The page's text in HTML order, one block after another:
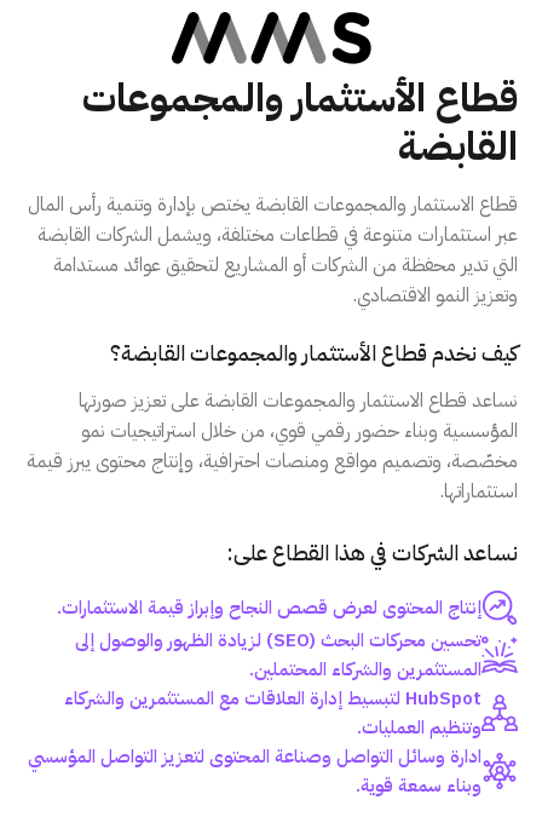
قطاع الأستثمار والمجموعات
القابضة
قطاع الاستثمار والمجموعات القابضة يختص بإدارة وتنمية رأس المال
عبر استثمارات متنوعة في قطاعات مختلفة، ويشمل الشركات القابضة
التي تدير محفظة من الشركات أو المشاريع لتحقيق عوائد مستدامة
وتعزيز النمو الاقتصادي.
كيف نخدم قطاع الأستثمار والمجموعات القابضة؟
نساعد قطاع الاستثمار والمجموعات القابضة على تعزيز صورتها
المؤسسية وبناء حضور رقمي قوي، من خلال استراتيجيات نمو
مخصّصة، وتصميم مواقع ومنصات احترافية، وإنتاج محتوى يبرز قيمة
استثماراتها.
نساعد الشركات في هذا القطاع على:
إنتاج المحتوى لعرض قصص النجاح وإبراز قيمة الاستثمارات.
تحسين محركات البحث (SEO) لزيادة الظهور والوصول إلى
المستثمرين والشركاء المحتملين.
HubSpot لتبسيط إدارة العلاقات مع المستثمرين والشركاء
وتنظيم العمليات.
ادارة وسائل التواصل وصناعة المحتوى لتعزيز التواصل المؤسسي
وبناء سمعة قوية.